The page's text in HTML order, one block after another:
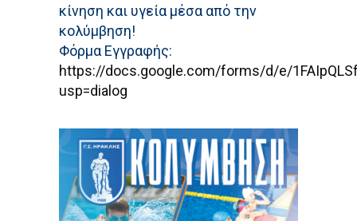
κίνηση και υγεία μέσα από την
κολύμβηση!
Φόρμα Εγγραφής:
https://docs.google.com/forms/d/e/
usp=dialog